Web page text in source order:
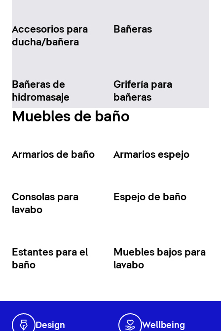
Accesorios para
ducha/bañera
Bañeras
Bañeras de
hidromasaje
Grifería para
bañeras
Muebles de baño
Armarios de baño Armarios espejo
Consolas para
lavabo
Espejo de baño
Estantes para el
baño
Muebles bajos para
lavabo
Design Wellbeing